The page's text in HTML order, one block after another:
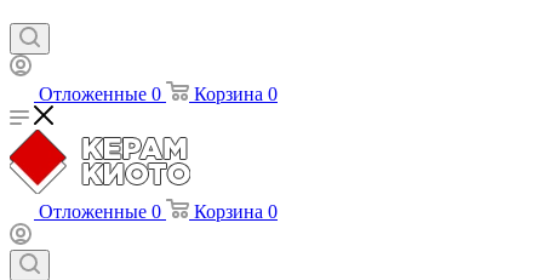
Отложенные 0 Корзина 0
Отложенные 0 Корзина 0